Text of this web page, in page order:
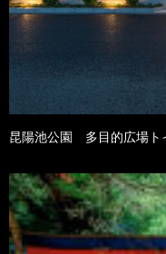
昆陽池公園 多目的広場ト